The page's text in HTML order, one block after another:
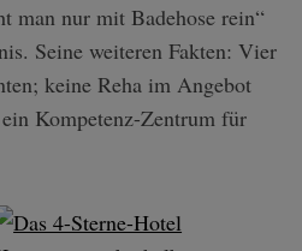
man nur mit Badehose rein“
Seine weiteren Fakten: Vier
keine Reha im Angebot
Kompetenz-Zentrum für